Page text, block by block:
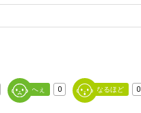
へぇ 0 なるほど 0